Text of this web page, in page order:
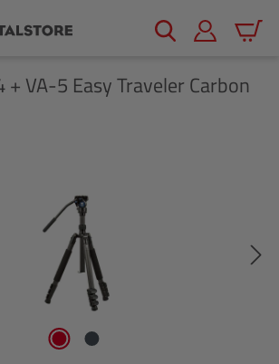
+ VA-5 Easy Traveler Carbon